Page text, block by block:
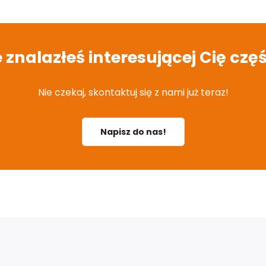
znalazłeś interesującej Cię
Nie czekaj, skontaktuj się z nami już teraz!
Napisz do nas!